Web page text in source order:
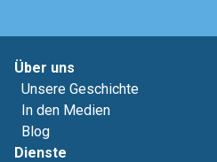
Über uns
Unsere Geschichte
In den Medien
Blog
Dienste